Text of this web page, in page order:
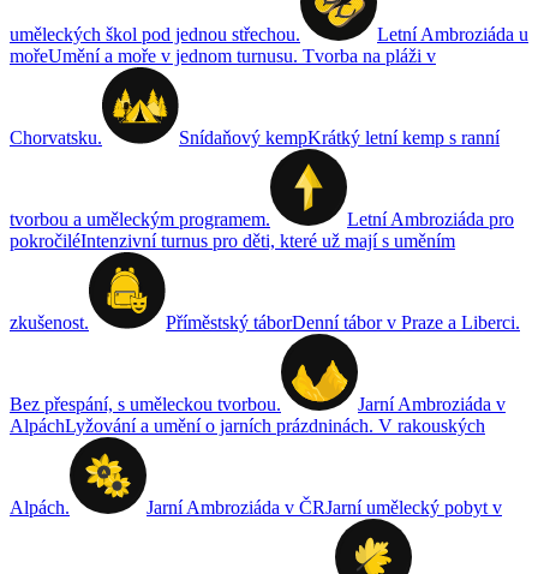
uměleckých škol pod jednou střechou.
Letní Ambroziáda u
mořeUmění a moře v jednom turnusu. Tvorba na pláži v
Chorvatsku. Snídaňový kempKrátký letní kemp s ranní
tvorbou a uměleckým programem.
Letní Ambroziáda pro
pokročiléIntenzivní turnus pro děti, které už mají s uměním
zkušenost. Příměstský táborDenní tábor v Praze a Liberci.
Bez přespání, s uměleckou tvorbou.
Jarní Ambroziáda v
AlpáchLyžování a umění o jarních prázdninách. V rakouských
Alpách. Jarní Ambroziáda v ČRJarní umělecký pobyt v